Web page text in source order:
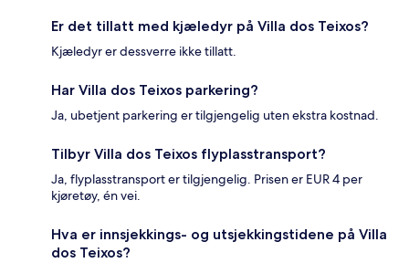
Er det tillatt med kjæledyr på Villa dos Teixos?
Kjæledyr er dessverre ikke tillatt.
Har Villa dos Teixos parkering?
Ja, ubetjent parkering er tilgjengelig uten ekstra kostnad.
Tilbyr Villa dos Teixos flyplasstransport?
Ja, flyplasstransport er tilgjengelig. Prisen er EUR 4 per
kjøretøy, én vei.
Hva er innsjekkings- og utsjekkingstidene på Villa
dos Teixos?